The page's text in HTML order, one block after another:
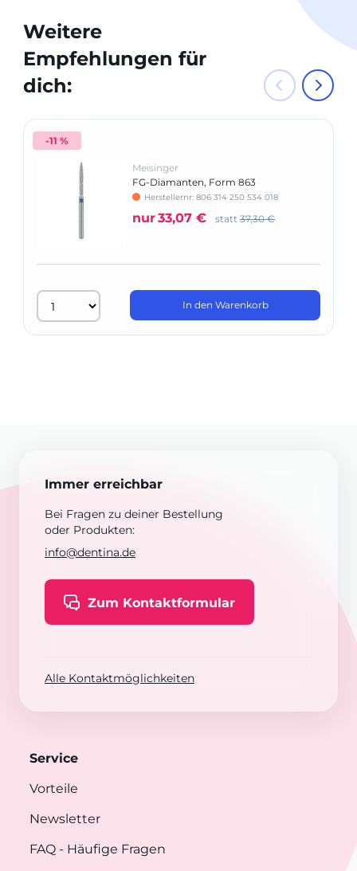
Weitere
Empfehlungen für
dich:
-11 %
Meisinger
FG-Diamanten, Form 863
Herstellernr: 806 314 250 534 018
nur33,07 € statt 37,30 €
In den Warenkorb
Immer erreichbar
Bei Fragen zu deiner Bestellung
oder Produkten:
info@dentina.de
Zum Kontaktformular
Alle Kontaktmöglichkeiten
Service
Vorteile
Newsletter
FAQ - Häufige Fragen